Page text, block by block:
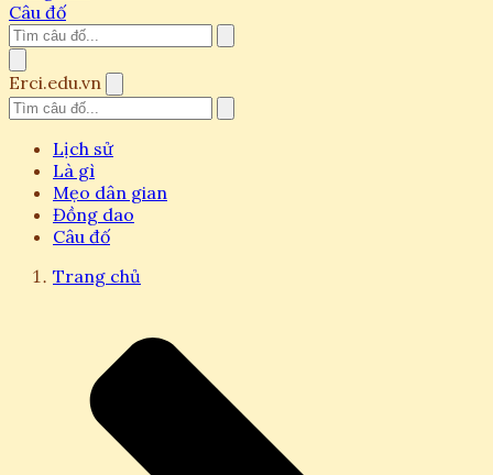
Câu đố
Erci.edu.vn
Lịch sử
Là gì
Mẹo dân gian
Đồng dao
Câu đố
Trang chủ